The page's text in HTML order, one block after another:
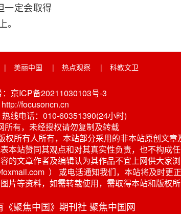
一定会取得
| 美丽中国 | 热点观察 | 科教文卫
京ICP备20211030103号-3
focusoncn.cn
线电话：010-60351390(24小时)
所有，未经授权请勿复制及转载
所有人所有，本站部分采用的非本站原创文章
站赞同其观点和对其真实性负责，也不构成
文章作者及编辑认为其作品不宜上网供大家
） 或电话通知我们，本站将及时更
等资料，如需转载使用，需取得本站和版权所
聚焦中国》期刊社 聚焦中国网